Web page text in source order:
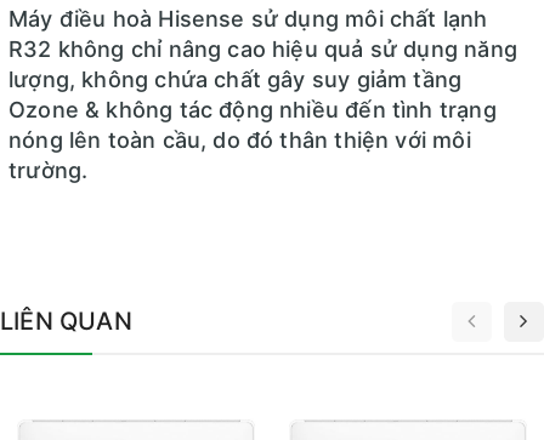
Máy điều hoà Hisense sử dụng môi chất lạnh
R32 không chỉ nâng cao hiệu quả sử dụng năng
lượng, không chứa chất gây suy giảm tầng
Ozone & không tác động nhiều đến tình trạng
nóng lên toàn cầu, do đó thân thiện với môi
trường.
LIÊN QUAN